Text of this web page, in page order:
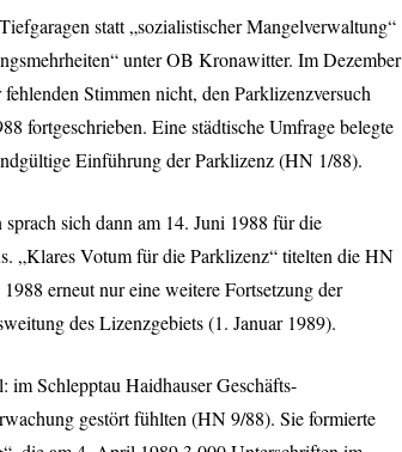
statt „sozialistischer Mangelverwaltung“
unter OB Kronawitter. Im Dezember
Stimmen nicht, den Parklizenzversuch
fortgeschrieben. Eine städtische Umfrage belegte
Einführung der Parklizenz (HN 1/88).
sich dann am 14. Juni 1988 für die
„Klares Votum für die Parklizenz“ titelten die HN
erneut nur eine weitere Fortsetzung der
des Lizenzgebiets (1. Januar 1989).
im Schlepptau Haidhauser Geschäfts-
gestört fühlten (HN 9/88). Sie formierte